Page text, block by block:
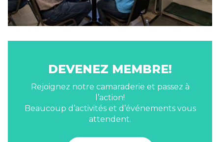
DEVENEZ MEMBRE!
Rejoignez notre camaraderie et passez à
l’action!
Beaucoup d’activités et d’événements vous
attendent.